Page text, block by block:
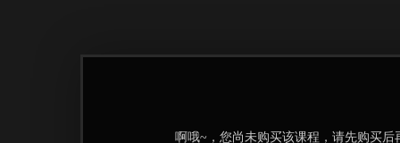
啊哦~，您尚未购买该课程，请先购买后